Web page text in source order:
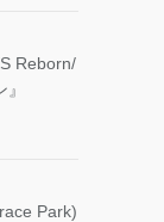
Reborn/
Park)